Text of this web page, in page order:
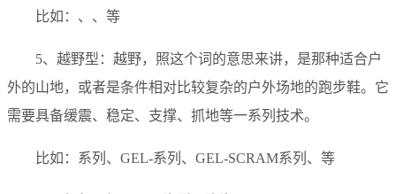
比如：、、等
5、越野型：越野，照这个词的意思来讲，是那种适合户
外的山地，或者是条件相对比较复杂的户外场地的跑步鞋。它
需要具备缓震、稳定、支撑、抓地等一系列技术。
比如：系列、GEL-系列、GEL-SCRAM系列、等